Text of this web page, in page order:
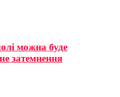
можна буде
затемнення